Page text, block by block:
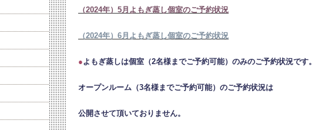
（2024年）5月よもぎ蒸し個室のご予約状況
（2024年）6月よもぎ蒸し個室のご予約状況
●よもぎ蒸しは個室（2名様までご予約可能）のみのご予約状況です
オープンルーム（3名様までご予約可能）のご予約状況は
公開させて頂いておりません。